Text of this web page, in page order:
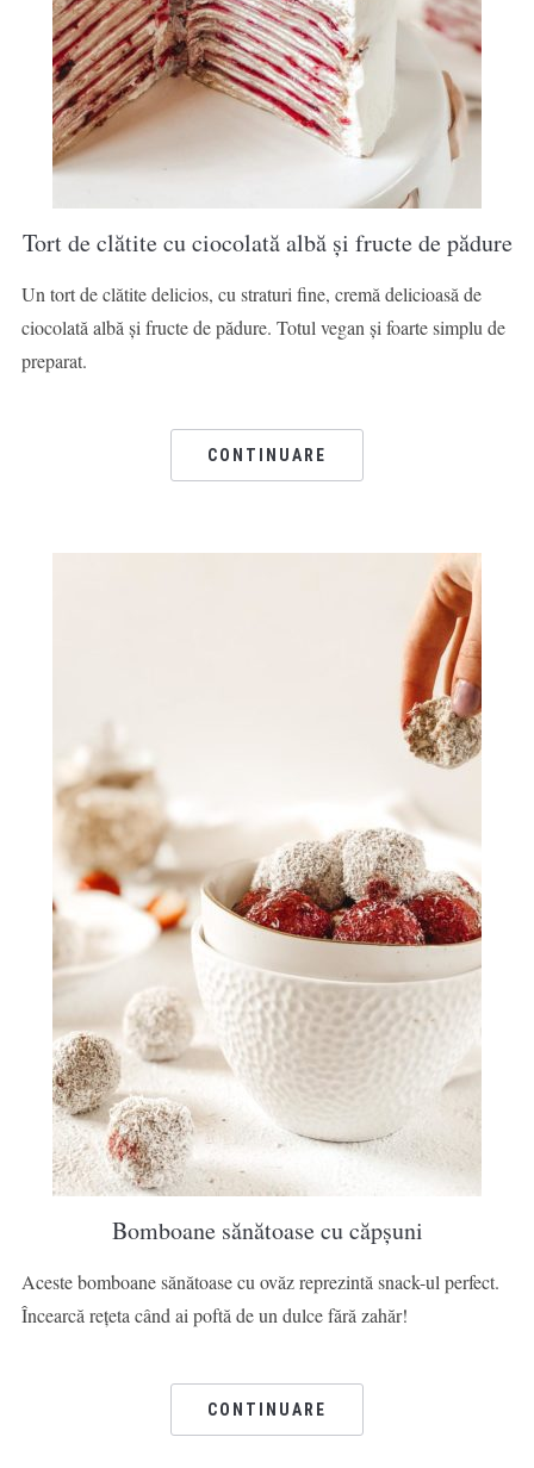
Tort de clătite cu ciocolată albă și fructe de pădure
Un tort de clătite delicios, cu straturi fine, cremă delicioasă de
ciocolată albă și fructe de pădure. Totul vegan și foarte simplu de
preparat.
CONTINUARE
Bomboane sănătoase cu căpșuni
Aceste bomboane sănătoase cu ovăz reprezintă snack-ul perfect.
Încearcă rețeta când ai poftă de un dulce fără zahăr!
CONTINUARE